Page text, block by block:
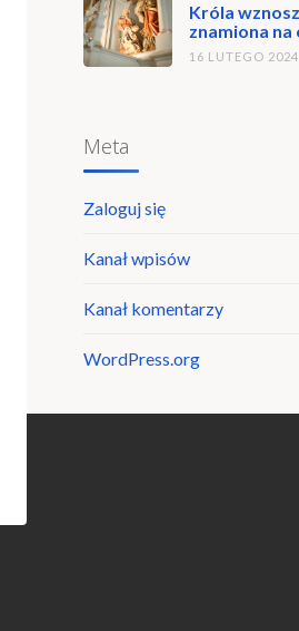
Króla
znamiona na
16 LUTEGO 2024
Meta
Zaloguj się
Kanał wpisów
Kanał komentarzy
WordPress.org